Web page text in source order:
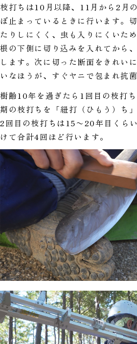
枝打ちは10月以降、11月から2月
ぼ止まっているときに行います。
たりしにくく、虫も入りにくいた
根の下側に切り込みを入れてから
します。次に切った断面をきれい
いなほうが、すぐヤニで包まれ抗
樹齢10年を過ぎたら1回目の枝打
期の枝打ちを「紐打（ひもう）ち
2回目の枝打ちは15〜20年目くら
けて合計4回ほど行います。